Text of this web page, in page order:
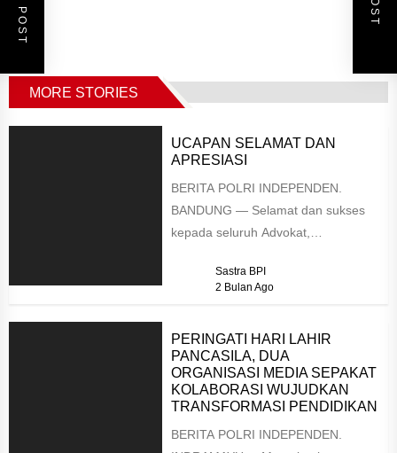
MORE STORIES
UCAPAN SELAMAT DAN
APRESIASI
BERITA POLRI INDEPENDEN.
BANDUNG — Selamat dan sukses
kepada seluruh Advokat,
Indonesia Raya (PADIRAYA) yang
Sastra BPI
2 Bulan Ago
PERINGATI HARI LAHIR
PANCASILA, DUA
ORGANISASI MEDIA SEPAKAT
KOLABORASI WUJUDKAN
TRANSFORMASI PENDIDIKAN
BERITA POLRI INDEPENDEN.